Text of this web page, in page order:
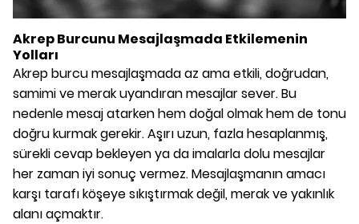
Akrep Burcunu Mesajlaşmada Etkilemenin
Yolları
Akrep burcu mesajlaşmada az ama etkili, doğrudan,
samimi ve merak uyandıran mesajlar sever. Bu
nedenle mesaj atarken hem doğal olmak hem de tonu
doğru kurmak gerekir. Aşırı uzun, fazla hesaplanmış,
sürekli cevap bekleyen ya da imalarla dolu mesajlar
her zaman iyi sonuç vermez. Mesajlaşmanın amacı
karşı tarafı köşeye sıkıştırmak değil, merak ve yakınlık
alanı açmaktır.